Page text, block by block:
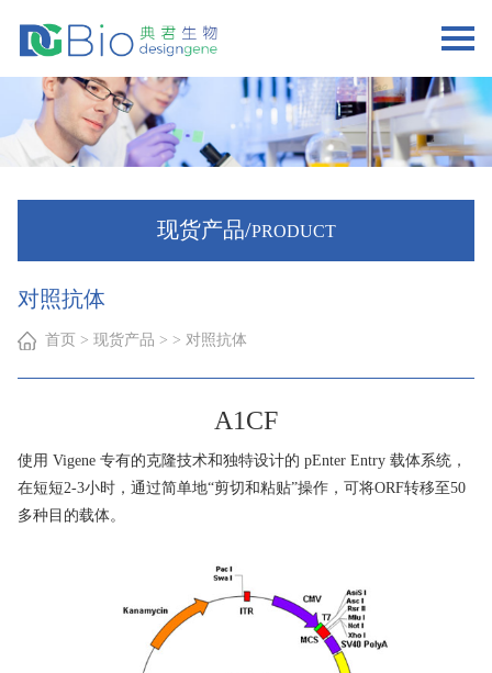
现货产品/PRODUCT
对照抗体
首页> 现货产品 > > 对照抗体
A1CF
使用 Vigene 专有的克隆技术和独特设计的 pEnter Entry 载体系统，
在短短2-3小时，通过简单地“剪切和粘贴”操作，可将ORF转移至50
多种目的载体。